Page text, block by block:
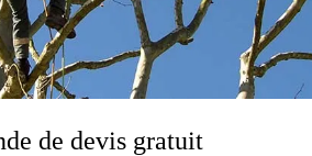
de devis gratuit